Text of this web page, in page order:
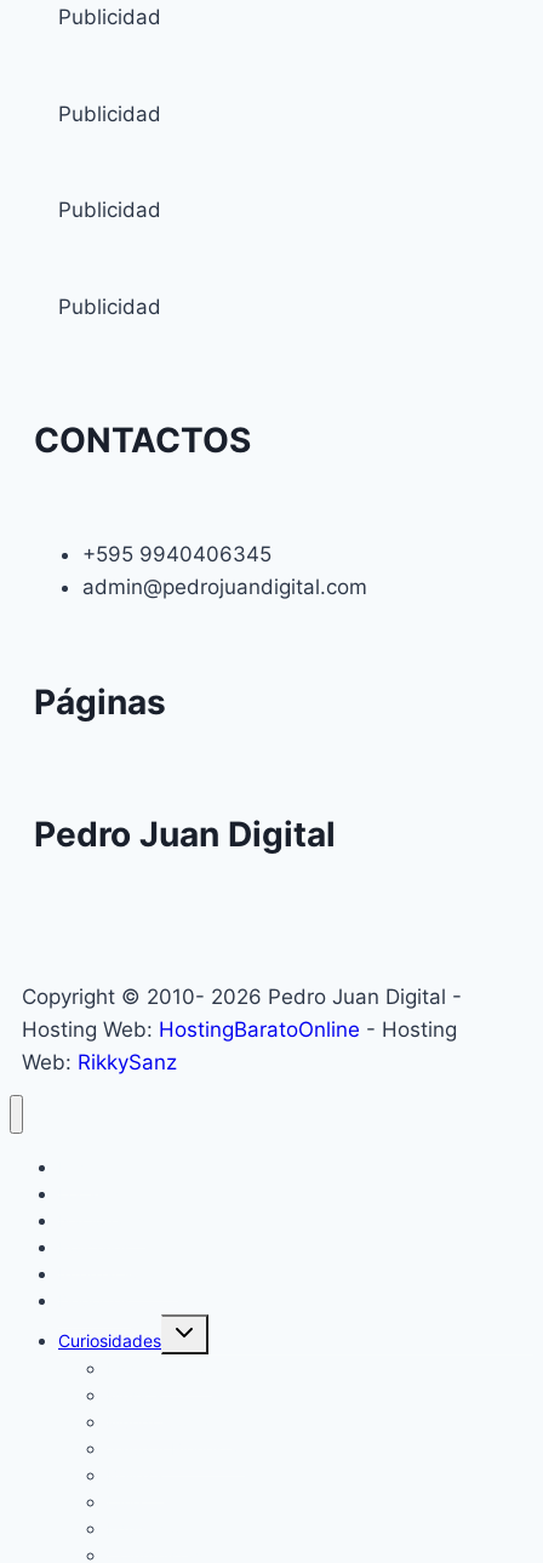
Publicidad
Publicidad
Publicidad
Publicidad
CONTACTOS
+595 9940406345
admin@pedrojuandigital.com
Páginas
Pedro Juan Digital
Copyright © 2010- 2026 Pedro Juan Digital -
Hosting Web: HostingBaratoOnline - Hosting
Web: RikkySanz
Curiosidades